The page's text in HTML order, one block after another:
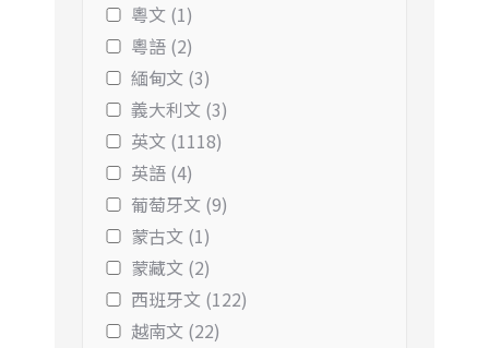
粵文 (1)
粵語 (2)
緬甸文 (3)
義大利文 (3)
英文 (1118)
英語 (4)
葡萄牙文 (9)
蒙古文 (1)
蒙藏文 (2)
西班牙文 (122)
越南文 (22)